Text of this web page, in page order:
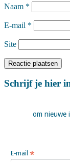
Naam *
E-mail *
Site
Schrijf je hier
om nieuwe
E-mail *